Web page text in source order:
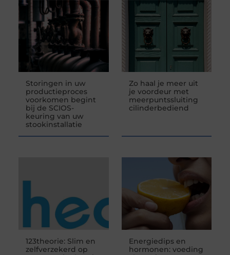
Storingen in uw
productieproces
voorkomen begint
bij de SCIOS-
keuring van uw
stookinstallatie
Zo haal je meer uit
je voordeur met
meerpuntssluiting
cilinderbediend
123theorie: Slim en
zelfverzekerd op
Energiedips en
hormonen: voeding